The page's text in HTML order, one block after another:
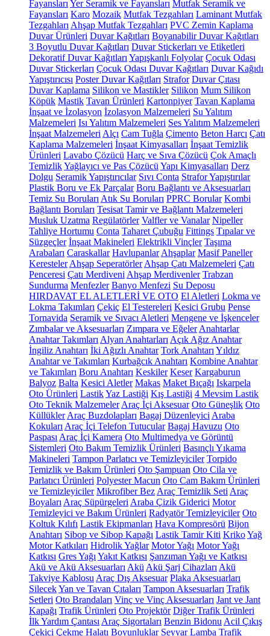
Fayansları Yer Seramik ve Fayansları Mutfak Seramik ve
Fayansları Karo Mozaik Mutfak Tezgahları Laminant Mutfak
Tezgahları Ahşap Mutfak Tezgahları PVC Zemin Kaplama
Duvar Ürünleri Duvar Kağıtları Boyanabilir Duvar Kağıtları
3 Boyutlu Duvar Kağıtları Duvar Stickerları ve Etiketleri
Dekoratif Duvar Kağıtları Yapışkanlı Folyolar Çocuk Odası
Duvar Stickerları Çocuk Odası Duvar Kağıtları Duvar Kağıdı
Yapıştırıcısı Poster Duvar Kağıtları Strafor Duvar Çıtası
Duvar Kaplama Silikon ve Mastikler Silikon Mum Silikon
Köpük Mastik Tavan Ürünleri Kartonpiyer Tavan Kaplama
İnşaat ve İzolasyon İzolasyon Malzemeleri Su Yalıtım
Malzemeleri Isı Yalıtım Malzemeleri Ses Yalıtım Malzemeleri
İnşaat Malzemeleri Alçı Cam Tuğla Çimento Beton Harcı Çatı
Kaplama Malzemeleri İnşaat Kimyasalları İnşaat Temizlik
Ürünleri Lavabo Çözücü Harç ve Sıva Çözücü Çok Amaçlı
TemizlikYağlayıcı ve Pas Çözücü Yapı Kimyasalları Derz
Dolgu Seramik Yapıştırıcılar Sıvı Conta Strafor Yapıştırılar
Plastik Boru ve Ek Parçalar Boru Bağlantı ve Aksesuarları
Temiz Su Boruları Atık Su Boruları PPRC Borular Kombi
Bağlantı Boruları Tesisat Tamir ve Bağlantı Malzemeleri
Musluk Uzatma Regülatörler Valfler ve Vanalar Nipeller
Tahliye Hortumu Conta Taharet Çubuğu Fittings Tıpalar ve
Süzgeçler İnşaat Makineleri Elektrikli Vinçler Taşıma
Arabaları Caraskallar Havlupanlar Ahşaplar Masif Paneller
Keresteler Ahşap Seperatörler Ahşap Çatı Malzemeleri Çatı
Penceresi Çatı Merdiveni Ahşap Merdivenler Trabzan
Sundurma Menfezler Banyo Menfezi Su Deposu
HIRDAVAT EL ALETLERİ VE OTO El Aletleri Lokma ve
Lokma Takımları Çekiç El Testereleri Kesici Grubu Pense
Tornavida Seramik ve Sıvacı Aletleri Mengene ve İşkenceler
Zımbalar ve Aksesuarları Zımpara ve Eğeler Anahtarlar
Anahtar Takımları Alyan Anahtarları Açık Ağız Anahtar
İngiliz Anahtarı İki Ağızlı Anahtar Tork Anahtarı Yıldız
Anahtar ve Takımları Kurbağcık Anahtarı Kombine Anahtar
ve Takımları Boru Anahtarı Keskiler Keser Kargaburun
Balyoz Balta Kesici Aletler Makas Maket Bıçağı Iskarpela
Oto Ürünleri LastikYaz Lastiği Kış Lastiği 4 Mevsim Lastik
Oto Teknik Malzemeler Araç İçi Aksesuar Oto Güneşlik Oto
Küllükler Araç Buzdolapları Bagaj Düzenleyici Araba
Kokuları Araç İçi Telefon Tutucular Bagaj Havuzu Oto
Paspası Araç İçi Kamera Oto Multimedya ve Görüntü
Sistemleri Oto Bakım Temizlik Ürünleri Basınçlı Yıkama
Makineleri Tampon Parlatıcı ve Temizleyiciler Torpido
Temizlik ve Bakım Ürünleri Oto Şampuan Oto Cila ve
Parlatıcı Ürünleri Polyester Macun Oto Cam Bakım Ürünleri
ve Temizleyiciler Mikrofiber Bez Araç Temizlik Seti Araç
Boyaları Araç Süpürgeleri Araba Çizik Giderici Motor
Temizleyici ve Bakım Ürünleri Radyatör Temizleyiciler Oto
Koltuk Kılıfı Lastik Ekipmanları Hava Kompresörü Bijon
Anahtarı Sibop ve Sibop Kapağı Lastik Tamir Kiti KrikoYağ
Motor Katkıları Hidrolik Yağlar Motor Yağı Motor Yağı
Katkısı Gres Yağı Yakıt Katkısı Şanzıman Yağı ve Katkısı
Akü ve Akü Aksesuarları Akü Akü Şarj Cihazları Akü
Takviye Kablosu Araç Dış Aksesuar Plaka Aksesuarları
SilecekYan ve Tavan Çıtaları Tampon Aksesuarları Trafik
Setleri Oto Brandaları Vinç ve Vinç Aksesuarları Jant ve Jant
Kapağı Trafik Ürünleri Oto Projektör Diğer Trafik Ürünleri
İlk Yardım Çantası Araç Sigortaları Benzin Bidonu Acil Çıkış
Çekici Çekme Halatı Boyunluklar Seyyar Lamba Trafik